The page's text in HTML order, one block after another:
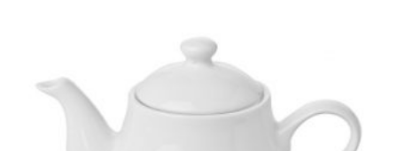
ESPRD01TZ00 Rhodes S & P Shaker